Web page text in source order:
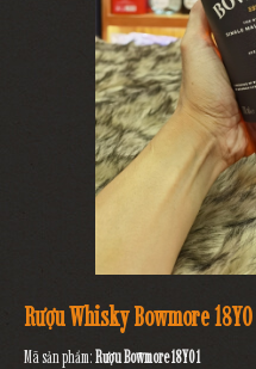
Rượu Whisky Bowmore 18YO
Mã sản phẩm:Rượu Bowmore 18YO 1